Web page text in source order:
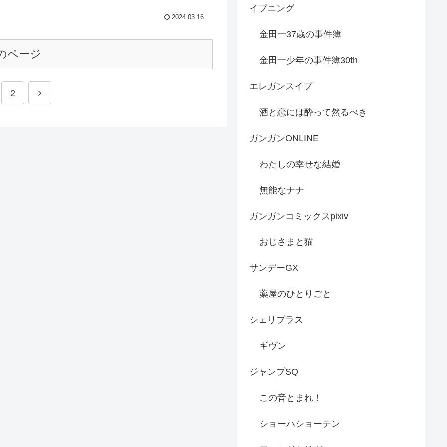
2024.03.16
ページ
2
イブニング
金田一37歳の事件簿
金田一少年の事件簿30th
エレガンスイブ
酒と恋には酔って然るべき
ガンガンONLINE
わたしの幸せな結婚
無能なナナ
ガンガンコミックスpixiv
おじさまと猫
サンデーGX
薬屋のひとりごと
シェリプラス
ギヴン
ジャンプSQ
この音とまれ！
ショーハショーテン